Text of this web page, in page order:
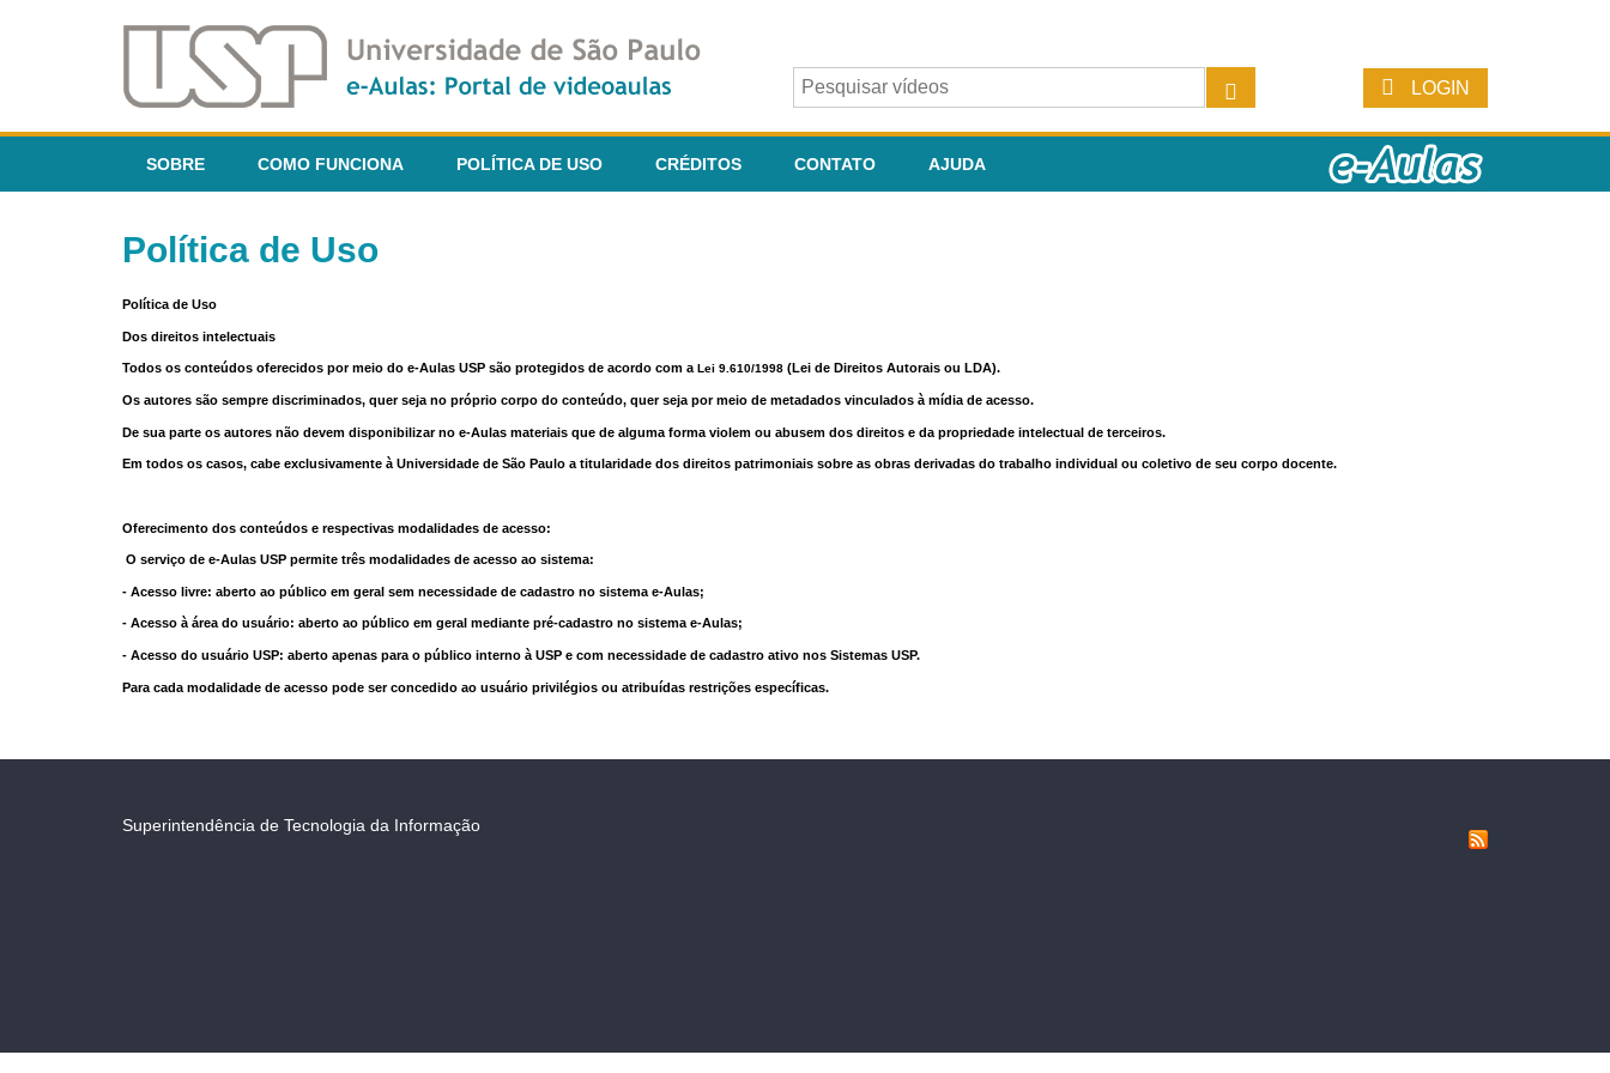
LOGIN
SOBRE COMO FUNCIONA POLÍTICA DE USO CRÉDITOS CONTATO AJUDA
Política de Uso
Política de Uso
Dos direitos intelectuais
Todos os conteúdos oferecidos por meio do e-Aulas USP são protegidos de acordo com a Lei 9.610/1998 (Lei de Direitos Autorais ou LDA).
Os autores são sempre discriminados, quer seja no próprio corpo do conteúdo, quer seja por meio de metadados vinculados à mídia de acesso.
De sua parte os autores não devem disponibilizar no e-Aulas materiais que de alguma forma violem ou abusem dos direitos e da propriedade intelectual de terceiros.
Em todos os casos, cabe exclusivamente à Universidade de São Paulo a titularidade dos direitos patrimoniais sobre as obras derivadas do trabalho individual ou coletivo de seu corpo docente.
Oferecimento dos conteúdos e respectivas modalidades de acesso:
O serviço de e-Aulas USP permite três modalidades de acesso ao sistema:
- Acesso livre: aberto ao público em geral sem necessidade de cadastro no sistema e-Aulas;
- Acesso à área do usuário: aberto ao público em geral mediante pré-cadastro no sistema e-Aulas;
- Acesso do usuário USP: aberto apenas para o público interno à USP e com necessidade de cadastro ativo nos Sistemas USP.
Para cada modalidade de acesso pode ser concedido ao usuário privilégios ou atribuídas restrições específicas.
Superintendência de Tecnologia da Informação